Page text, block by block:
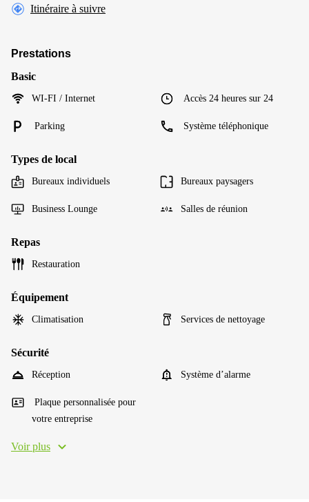
Itinéraire à suivre
Prestations
Basic
WI-FI / Internet Accès 24 heures sur 24
Parking Système téléphonique
Types de local
Bureaux individuels Bureaux paysagers
Business Lounge Salles de réunion
Repas
Restauration
Équipement
Climatisation Services de nettoyage
Sécurité
Réception Système d’alarme
Plaque personnalisée pour
votre entreprise
Voir plus